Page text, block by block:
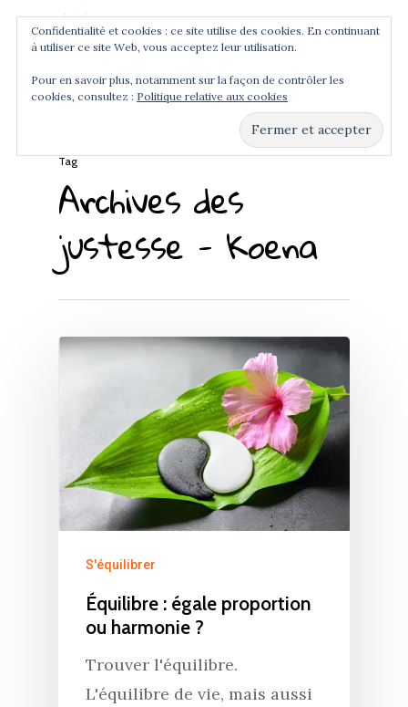
Hit enter to search or ESC to close
Tag
Archives des
justesse - Koena
S'équilibrer
Équilibre : égale proportion
ou harmonie ?
Trouver l'équilibre.
L'équilibre de vie, mais aussi
Confidentialité et cookies : ce site utilise des cookies. En continuant
à utiliser ce site Web, vous acceptez leur utilisation.
Pour en savoir plus, notamment sur la façon de contrôler les
cookies, consultez : Politique relative aux cookies